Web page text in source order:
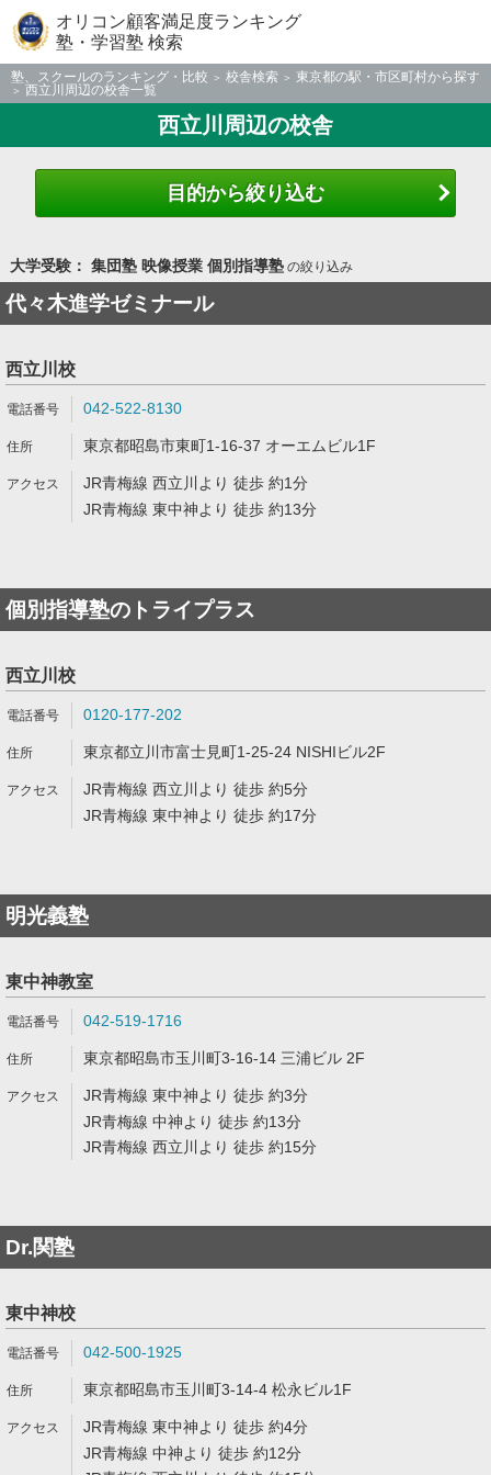
オリコン顧客満足度ランキング
塾・学習塾 検索
塾、スクールのランキング・比較 校舎検索
東京都の駅・市区町村から探す
西立川周辺の校舎一覧
西立川周辺の校舎
目的から絞り込む
大学受験： 集団塾 映像授業 個別指導塾の絞り込み
代々木進学ゼミナール
西立川校
042-522-8130
東京都昭島市東町1-16-37 オーエムビル1F
JR青梅線 西立川より 徒歩 約1分
JR青梅線 東中神より 徒歩 約13分
個別指導塾のトライプラス
西立川校
0120-177-202
東京都立川市富士見町1-25-24 NISHIビル2F
JR青梅線 西立川より 徒歩 約5分
JR青梅線 東中神より 徒歩 約17分
明光義塾
東中神教室
042-519-1716
東京都昭島市玉川町3-16-14 三浦ビル 2F
JR青梅線 東中神より 徒歩 約3分
JR青梅線 中神より 徒歩 約13分
JR青梅線 西立川より 徒歩 約15分
Dr.関塾
東中神校
042-500-1925
東京都昭島市玉川町3-14-4 松永ビル1F
JR青梅線 東中神より 徒歩 約4分
JR青梅線 中神より 徒歩 約12分